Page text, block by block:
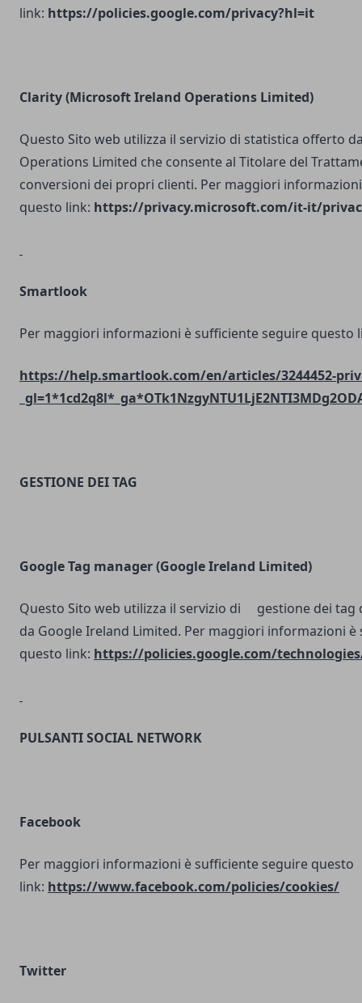
link: https://policies.google.com/privacy?hl=it
Clarity (Microsoft Ireland Operations Limited)
Questo Sito web utilizza il servizio di statistica offerto
Operations Limited che consente al Titolare del
conversioni dei propri clienti. Per maggiori
questo link: https://privacy.microsoft.com/it-it/
Smartlook
Per maggiori informazioni è sufficiente seguire questo
https://help.smartlook.com/en/articles/3244452-
GESTIONE DEI TAG
Google Tag manager (Google Ireland Limited)
Questo Sito web utilizza il servizio di gestione dei tag
da Google Ireland Limited. Per maggiori informazioni
questo link: https://policies.google.com/
PULSANTI SOCIAL NETWORK
Facebook
Per maggiori informazioni è sufficiente seguire questo
link: https://www.facebook.com/policies/cookies/
Twitter